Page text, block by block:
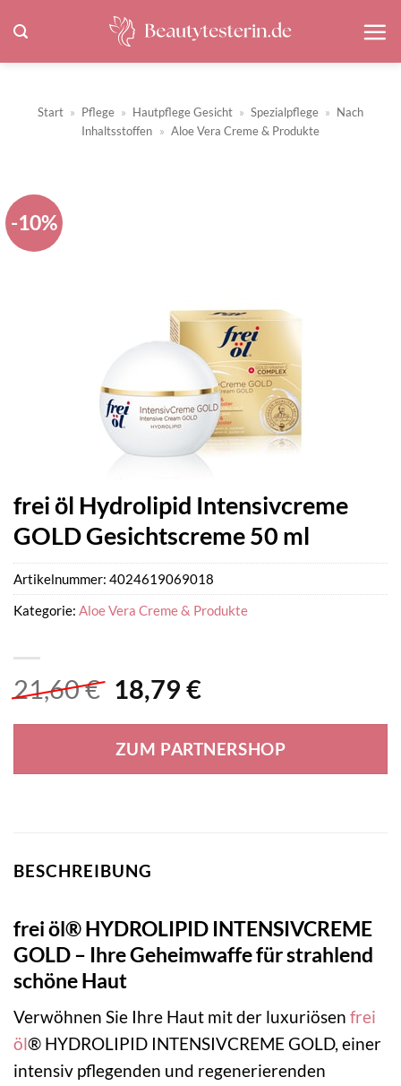
Inhalt
springen
Start » Pflege » Hautpflege Gesicht » Spezialpflege » Nach
Inhaltsstoffen » Aloe Vera Creme & Produkte
-10%
frei öl Hydrolipid Intensivcreme
GOLD Gesichtscreme 50 ml
21,60€ Ursprünglicher
war:
21,60 €
18,79 €Aktueller
ist:
18,79 €.
ZUM PARTNERSHOP
Artikelnummer: 4024619069018
Kategorie: Aloe Vera Creme & Produkte
BESCHREIBUNG
frei öl® HYDROLIPID INTENSIVCREME
GOLD – Ihre Geheimwaffe für strahlend
schöne Haut
Verwöhnen Sie Ihre Haut mit der luxuriösen frei
öl® HYDROLIPID INTENSIVCREME GOLD, einer
intensiv pflegenden und regenerierenden